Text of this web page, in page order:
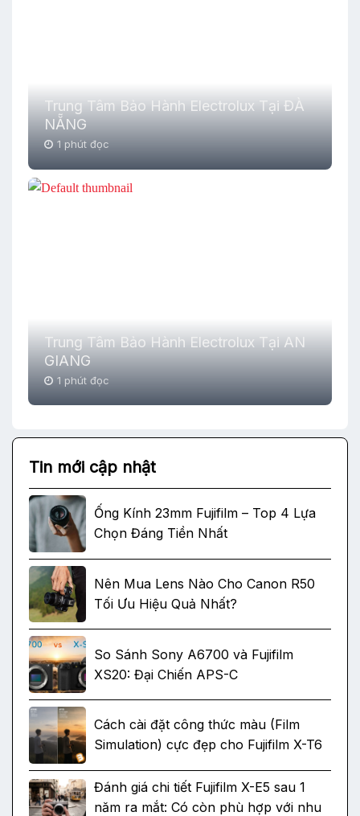
Trung Tâm Bảo Hành Electrolux Tại ĐÀ
NẴNG
1 phút đọc
Trung Tâm Bảo Hành Electrolux Tại AN
GIANG
1 phút đọc
Tin mới cập nhật
Ống Kính 23mm Fujifilm – Top 4 Lựa
Chọn Đáng Tiền Nhất
Nên Mua Lens Nào Cho Canon R50
Tối Ưu Hiệu Quả Nhất?
So Sánh Sony A6700 và Fujifilm
XS20: Đại Chiến APS-C
Cách cài đặt công thức màu (Film
Simulation) cực đẹp cho Fujifilm X-T6
Đánh giá chi tiết Fujifilm X-E5 sau 1
năm ra mắt: Có còn phù hợp với nhu